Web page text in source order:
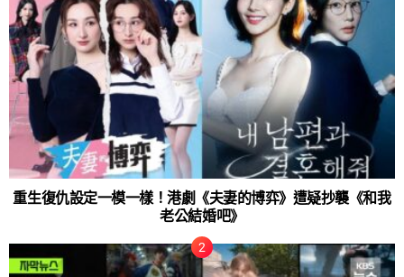
重生復仇設定一模一樣！港劇《夫妻的博弈》遭疑抄襲《和我
老公結婚吧》